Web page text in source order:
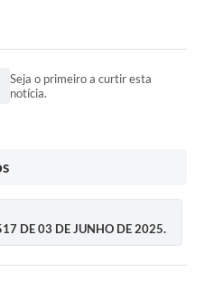
Seja o primeiro a curtir esta
notícia.
DE 03 DE JUNHO DE 2025.